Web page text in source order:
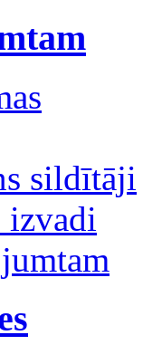
sildītāji
izvadi